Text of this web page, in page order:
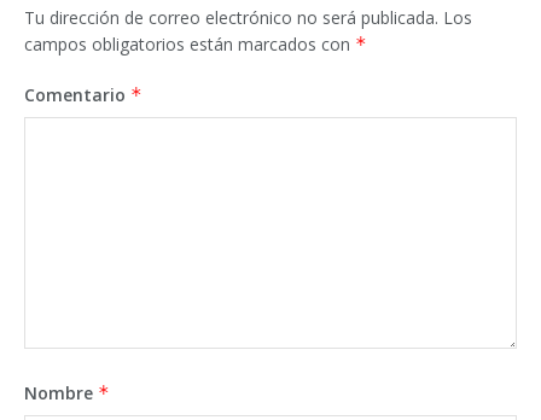
Tu dirección de correo electrónico no será publicada. Los
campos obligatorios están marcados con *
Comentario *
Nombre *